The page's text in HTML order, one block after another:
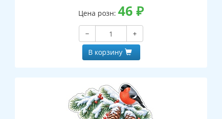
Цена розн: 46 ₽
−
+
В корзину